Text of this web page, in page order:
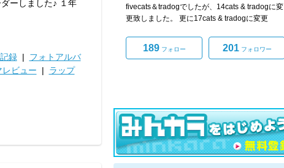
ーしました♪ １年
録| フォトアルバ
レビュー | ラップ
fivecats＆tradogでしたが、14cats & tradogに変
更致しました。 更に17cats & tradogに変更
189フォロー 201フォロワー